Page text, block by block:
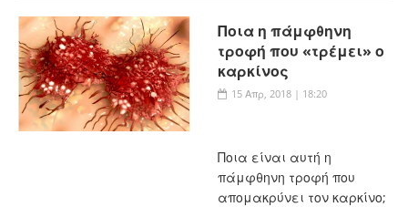
Ποια η πάμφθηνη
τροφή που «τρέμει» ο
καρκίνος
15 Απρ, 2018 | 18:20
Ποια είναι αυτή η
πάμφθηνη τροφή που
απομακρύνει τον καρκίνο;